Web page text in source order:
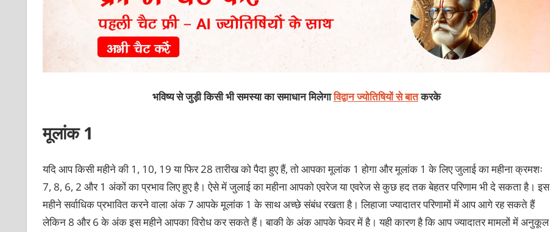
भविष्य से जुड़ी किसी भी समस्या का समाधान मिलेगाविद्वान ज्योतिषियों से बातकरके
मूलांक 1
यदि आप किसी महीने की 1, 10, 19 या फिर 28 तारीख को पैदा हुए हैं, तो आपका मूलांक 1 होगा और मूलांक 1 के लिए जुलाई का महीना क्रमशः
7, 8, 6, 2 और 1 अंकों का प्रभाव लिए हुए है। ऐसे में जुलाई का महीना आपको एवरेज या एवरेज से कुछ हद तक बेहतर परिणाम भी दे सकता है। इस
महीने सर्वाधिक प्रभावित करने वाला अंक 7 आपके मूलांक 1 के साथ अच्छे संबंध रखता है। लिहाजा ज्यादातर परिणामों में आप आगे रह सकते हैं
लेकिन 8 और 6 के अंक इस महीने आपका विरोध कर सकते हैं। बाकी के अंक आपके फेवर में है। यही कारण है कि आप ज्यादातर मामलों में अनुकूल